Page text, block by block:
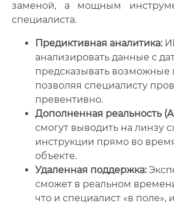
заменой, а мощным
специалиста.
Предиктивная аналитика:
анализировать данные с
предсказывать возможные
позволяя специалисту
превентивно.
Дополненная реальность
смогут выводить на линзу
инструкции прямо во
объекте.
Удаленная поддержка:
сможет в реальном
что и специалист «в поле»,